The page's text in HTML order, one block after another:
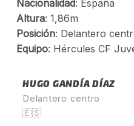
HUGO GANDÍA DÍAZ
Delantero centro
🇪🇸